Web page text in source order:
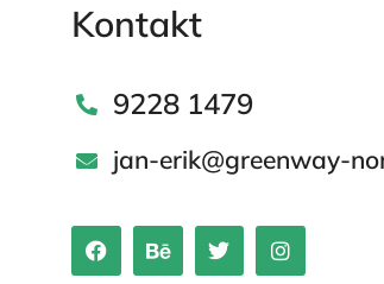
Kontakt
9228 1479
jan-erik@greenway-